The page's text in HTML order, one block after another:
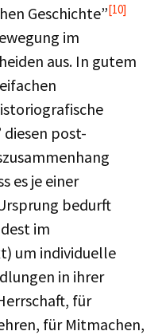
Geschichte”[10]
im
aus. In gutem
diesen post-
es je einer
bedurft
im
um individuelle
in ihrer
für
für Mitmachen,